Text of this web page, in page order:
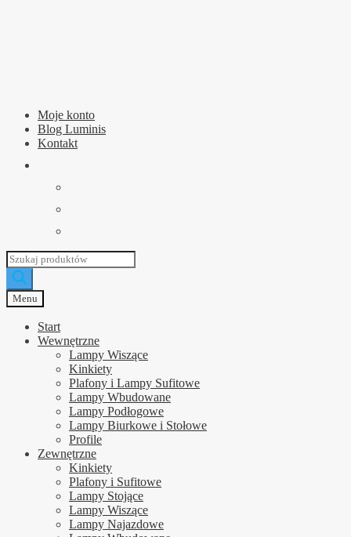
Moje konto
Blog Luminis
Kontakt
Wyszukiwarka
produktów
Menu
Start
Wewnętrzne
Lampy Wiszące
Kinkiety
Plafony i Lampy Sufitowe
Lampy Wbudowane
Lampy Podłogowe
Lampy Biurkowe i Stołowe
Profile
Zewnętrzne
Kinkiety
Plafony i Sufitowe
Lampy Stojące
Lampy Wiszące
Lampy Najazdowe